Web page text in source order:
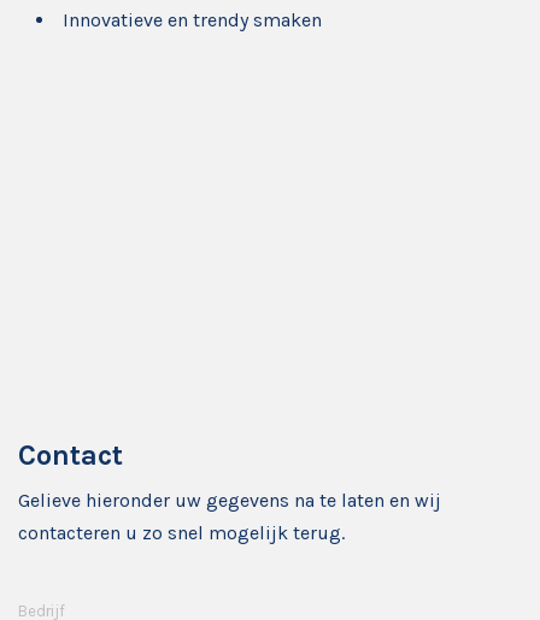
Innovatieve en trendy smaken
Contact
Gelieve hieronder uw gegevens na te laten en wij
contacteren u zo snel mogelijk terug.
Bedrijf